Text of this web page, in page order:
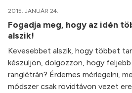
2015. JANUÁR 24.
Fogadja meg, hogy az idén
alszik!
Kevesebbet alszik, hogy többet
készüljön, dolgozzon, hogy feljebb
ranglétrán? Érdemes mérlegelni,
módszer csak rövidtávon vezet